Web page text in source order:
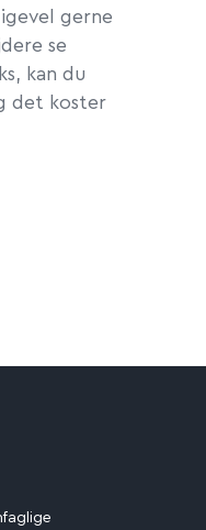
gerne
se
kan du
det koster